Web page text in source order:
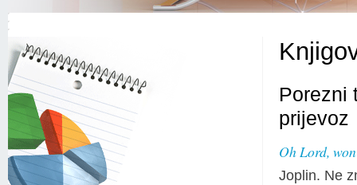
Porezni
prijevoz
Oh Lord,
Joplin. Ne